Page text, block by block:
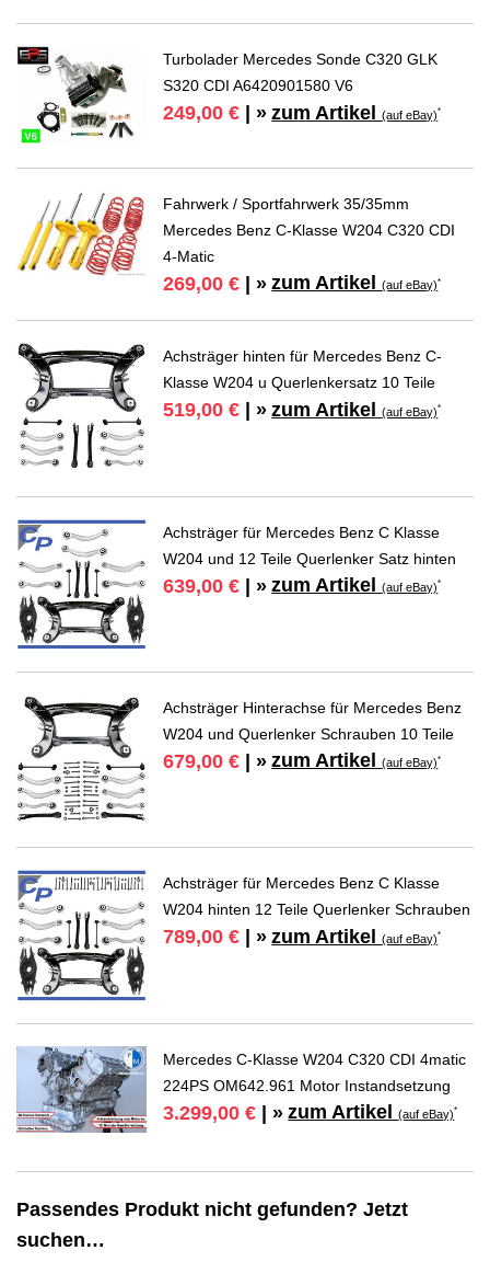
Turbolader Mercedes Sonde C320 GLK
S320 CDI A6420901580 V6
249,00 € | » zum Artikel(auf eBay)*
Fahrwerk / Sportfahrwerk 35/35mm
Mercedes Benz C-Klasse W204 C320 CDI
4-Matic
269,00 € | » zum Artikel(auf eBay)*
Achsträger hinten für Mercedes Benz C-
Klasse W204 u Querlenkersatz 10 Teile
519,00 € | » zum Artikel(auf eBay)*
Achsträger für Mercedes Benz C Klasse
W204 und 12 Teile Querlenker Satz hinten
639,00 € | » zum Artikel(auf eBay)*
Achsträger Hinterachse für Mercedes Benz
W204 und Querlenker Schrauben 10 Teile
679,00 € | » zum Artikel(auf eBay)*
Achsträger für Mercedes Benz C Klasse
W204 hinten 12 Teile Querlenker Schrauben
789,00 € | » zum Artikel(auf eBay)*
Mercedes C-Klasse W204 C320 CDI 4matic
224PS OM642.961 Motor Instandsetzung
3.299,00 € | » zum Artikel(auf eBay)*
Passendes Produkt nicht gefunden? Jetzt
suchen…